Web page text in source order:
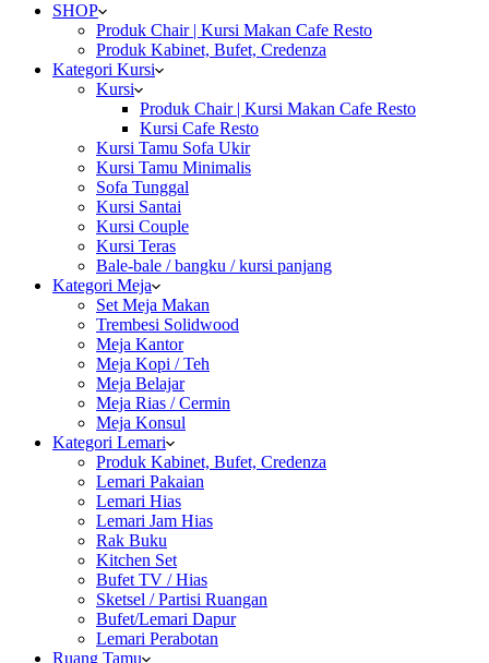
SHOP
Produk Chair | Kursi Makan Cafe Resto
Produk Kabinet, Bufet, Credenza
Kategori Kursi
Kursi
Produk Chair | Kursi Makan Cafe Resto
Kursi Cafe Resto
Kursi Tamu Sofa Ukir
Kursi Tamu Minimalis
Sofa Tunggal
Kursi Santai
Kursi Couple
Kursi Teras
Bale-bale / bangku / kursi panjang
Kategori Meja
Set Meja Makan
Trembesi Solidwood
Meja Kantor
Meja Kopi / Teh
Meja Belajar
Meja Rias / Cermin
Meja Konsul
Kategori Lemari
Produk Kabinet, Bufet, Credenza
Lemari Pakaian
Lemari Hias
Lemari Jam Hias
Rak Buku
Kitchen Set
Bufet TV / Hias
Sketsel / Partisi Ruangan
Bufet/Lemari Dapur
Lemari Perabotan
Ruang Tamu